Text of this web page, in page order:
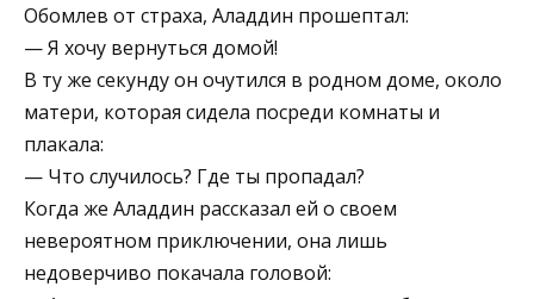
Обомлев от страха, Аладдин прошептал:
— Я хочу вернуться домой!
В ту же секунду он очутился в родном доме, около
матери, которая сидела посреди комнаты и
плакала:
— Что случилось? Где ты пропадал?
Когда же Аладдин рассказал ей о своем
невероятном приключении, она лишь
недоверчиво покачала головой: